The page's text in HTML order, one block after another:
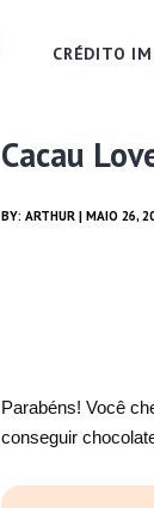
CRÉDITO
Cacau
BY: ARTHUR | MAIO 26,
Parabéns! Você
conseguir